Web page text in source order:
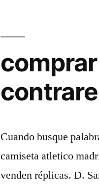
Cuando busque
camiseta atletico
venden réplicas. D.